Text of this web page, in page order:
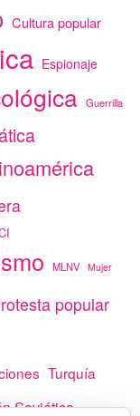
Cultura popular
Espionaje
Guerrilla
MLNV Mujer
popular
Turquía
Soviética